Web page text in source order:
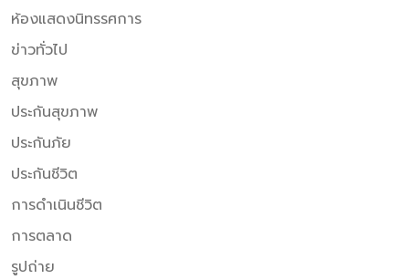
ห้องแสดงนิทรรศการ
ข่าวทั่วไป
สุขภาพ
ประกันสุขภาพ
ประกันภัย
ประกันชีวิต
การดำเนินชีวิต
การตลาด
รูปถ่าย